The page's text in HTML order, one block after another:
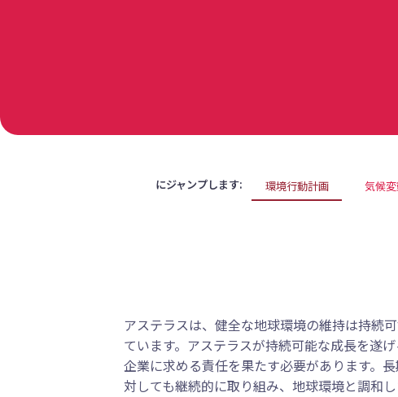
にジャンプします: 環境行動計画 気候
アステラスは、健全な地球環境の維持は持続
ています。アステラスが持続可能な成長を遂
企業に求める責任を果たす必要があります。
対しても継続的に取り組み、地球環境と調和